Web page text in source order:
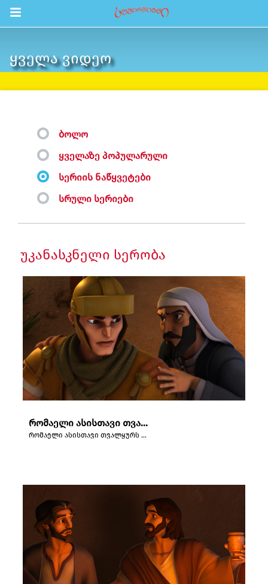
Return to Content
ᲧᲕᲔᲚᲐ ᲕᲘᲓᲔᲝ
ᲑᲝᲚᲝ
ᲧᲕᲔᲚᲐᲖᲔ ᲞᲝᲞᲣᲚᲐᲠᲣᲚᲘ
ᲡᲔᲠᲘᲘᲡ ᲜᲐᲬᲧᲕᲔᲢᲔᲑᲘ
ᲡᲠᲣᲚᲘ ᲡᲔᲠᲘᲔᲑᲘ
უკანასკნელი სერობა
რომაელი ასისთავი თვალყურს ადევნებს იესოს გარშემო თავმოყრილ ხალხს.
რომაელი ასისთავი თვალყურს ადევნებს იესოს გარშემო თავმოყრილ ხალხს.